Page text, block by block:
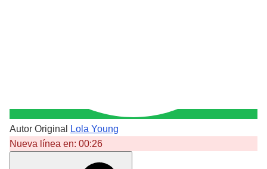
Autor Original
Lola Young
Nueva línea en: 00:26